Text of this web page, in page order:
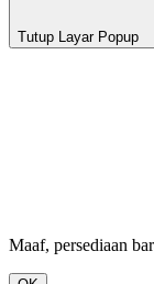
Tutup Layar Popup
Maaf, persediaan